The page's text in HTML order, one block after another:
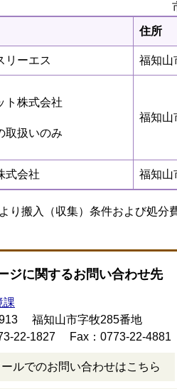
住所
リーエス 福知山
ト株式会社
取扱いのみ
福知山
式会社 福知山
り搬入（収集）条件および処分
ジに関するお問い合わせ先
課
福知山市字牧285番地
22-1827
Fax：0773-22-4881
ールでのお問い合わせはこちら